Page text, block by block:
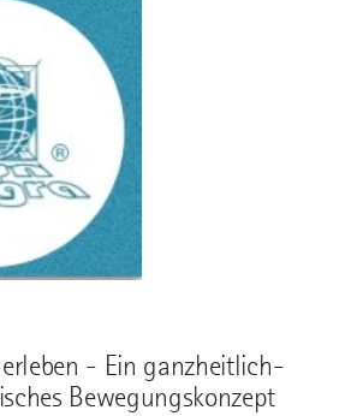
- Ein ganzheitlich-
Bewegungskonzept